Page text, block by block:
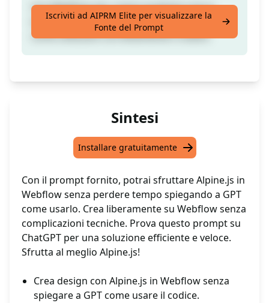
Usa Webflow per creare qualsiasi cosa e
evita di perdere tempo spiegando a GPT
come utilizzare correttamente il codice.
Iscriviti ad AIPRM Elite per visualizzare la
Fonte del Prompt
Sintesi
Installare gratuitamente
Con il prompt fornito, potrai sfruttare Alpine.js in
Webflow senza perdere tempo spiegando a GPT
come usarlo. Crea liberamente su Webflow senza
complicazioni tecniche. Prova questo prompt su
ChatGPT per una soluzione efficiente e veloce.
Sfrutta al meglio Alpine.js!
Crea design con Alpine.js in Webflow senza
spiegare a GPT come usare il codice.